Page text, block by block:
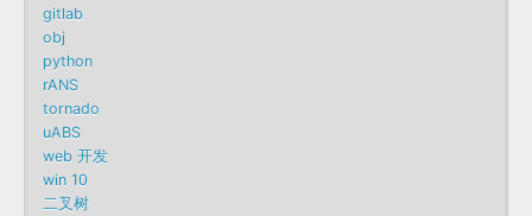
gitlab
obj
python
rANS
tornado
uABS
web 开发
win 10
二叉树